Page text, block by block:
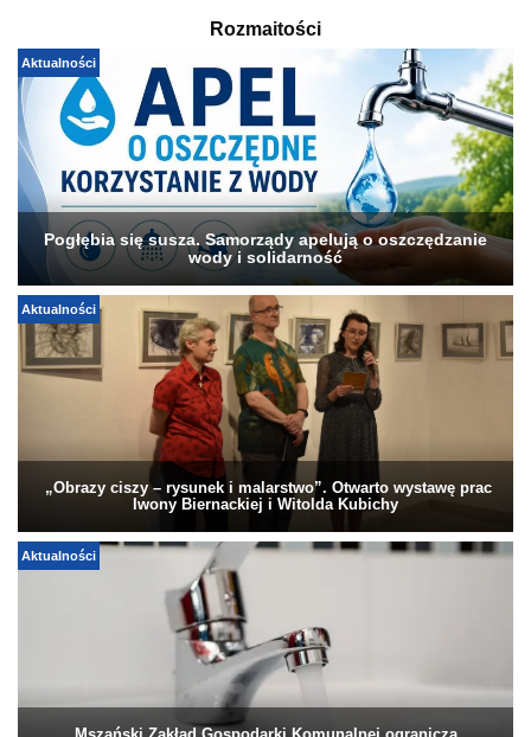
Rozmaitości
Aktualności
Pogłębia się susza. Samorządy apelują o oszczędzanie
wody i solidarność
Aktualności
„Obrazy ciszy – rysunek i malarstwo”. Otwarto wystawę prac
Iwony Biernackiej i Witolda Kubichy
Aktualności